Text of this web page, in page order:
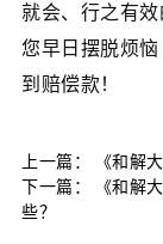
就会、行之有
您早日摆脱烦
到赔偿款！
上一篇：
《和解
下一篇：
《和解
些？